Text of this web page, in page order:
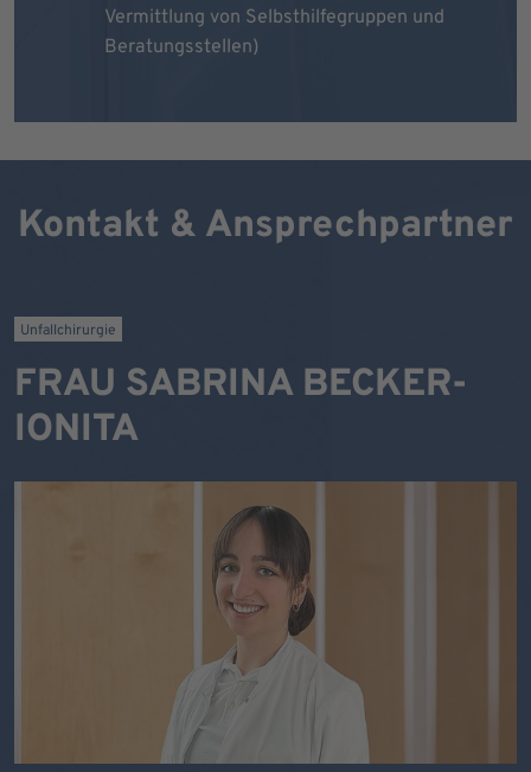
Vermittlung von Selbsthilfegruppen und
Beratungsstellen)
Kontakt & Ansprechpartner
Unfallchirurgie
FRAU SABRINA BECKER-
IONITA